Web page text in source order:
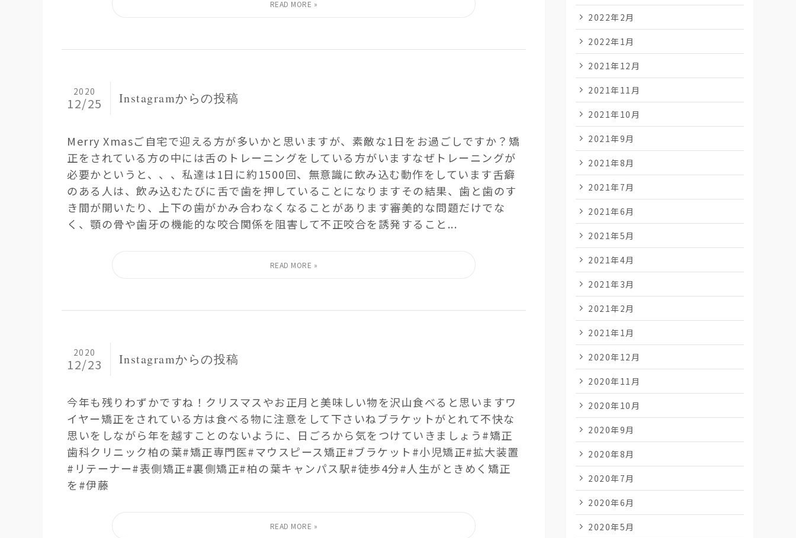
Instagramからの投稿
2020
12/25
Merry Xmas ご自宅で迎える方が多いかと思いますが、素敵な1日をお過ごしですか？ 矯
正をされている方の中には舌のトレーニングをしている方がいます️ なぜトレーニングが
必要かというと、、、 私達は1日に約1500回、無意識に飲み込む動作をしています️ 舌癖
のある人は、飲み込むたびに舌で歯を押していることになりますその結果、歯と歯のす
き間が開いたり、上下の歯がかみ合わなくなることがあります 審美的な問題だけでな
く、顎の骨や歯牙の機能的な咬合関係を阻害して不正咬合を誘発すること...
Instagramからの投稿
2020
12/23
今年も残りわずかですね！ クリスマスやお正月と美味しい物を沢山食べると思います ワ
イヤー矯正をされている方は食べる物に注意️をして下さいね ブラケットがとれて不快な
思いをしながら年を越すことのないように、日ごろから気をつけていきましょう #矯正
歯科クリニック柏の葉 #矯正専門医 #マウスピース矯正 #ブラケット #小児矯正#拡大装置
#リテーナー #表側矯正 #裏側矯正 #柏の葉キャンパス駅 #徒歩4分 #人生がときめく矯正
を #伊藤
2022年2月
2022年1月
2021年12月
2021年11月
2021年10月
2021年9月
2021年8月
2021年7月
2021年6月
2021年5月
2021年4月
2021年3月
2021年2月
2021年1月
2020年12月
2020年11月
2020年10月
2020年9月
2020年8月
2020年7月
2020年6月
2020年5月